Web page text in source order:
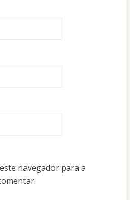
navegador para a